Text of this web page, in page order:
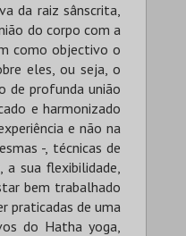
da raiz sânscrita,
do corpo com a
como objectivo o
eles, ou seja, o
de profunda união
e harmonizado
e não na
-, técnicas de
a sua flexibilidade,
bem trabalhado
praticadas de uma
do Hatha yoga,